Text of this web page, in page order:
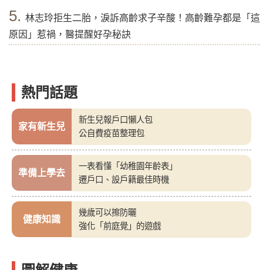
5. 林志玲拒生二胎，淚訴高齡求子辛酸！高齡難孕都是「這
原因」惹禍，醫提醒好孕秘訣
熱門話題
家有新生兒
新生兒報戶口懶人包
公自費疫苗整理包
準備上學去
一表看懂「幼稚園年齡表」
遷戶口、設戶籍最佳時機
健康知識
幾歲可以擦防曬
強化「前庭覺」的遊戲